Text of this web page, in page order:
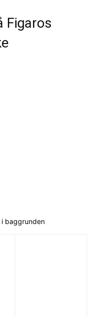
Figaros
baggrunden